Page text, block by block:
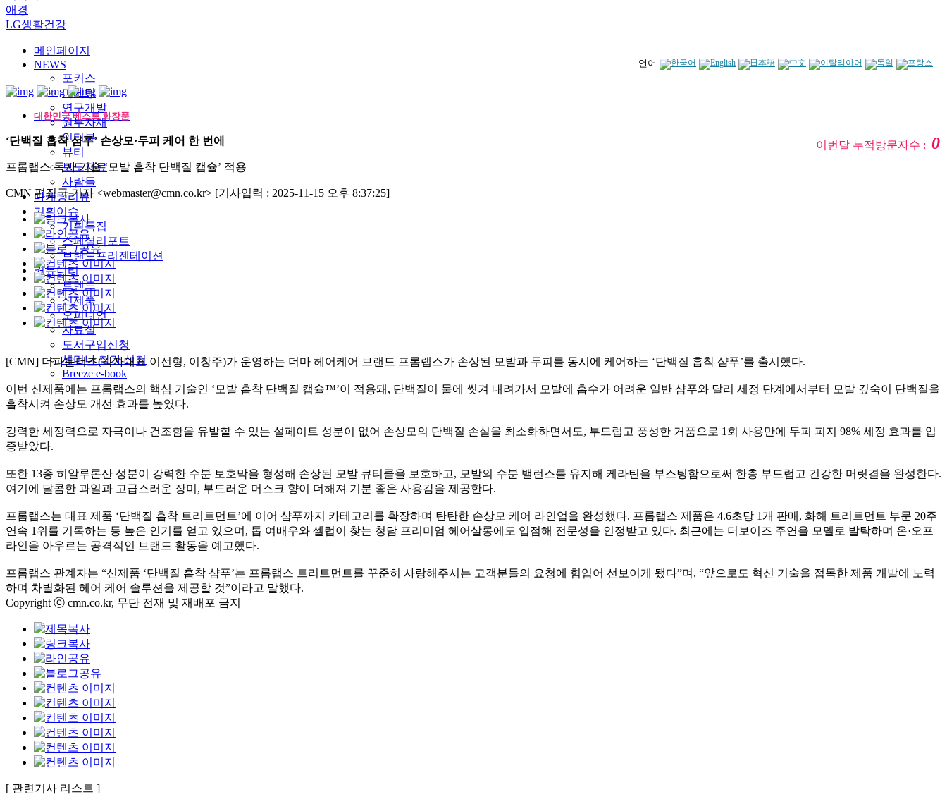
애경
LG생활건강
언어
메인페이지
NEWS
포커스
마케팅
연구개발
원부자재
인터뷰
뷰티
보도자료
사람들
마케팅리뷰
기획이슈
기획특집
스페셜리포트
브랜드프리젠테이션
커뮤니티
트렌드
신제품
오피니언
자료실
도서구입신청
세미나 참가 신청
Breeze e-book
대한민국 베스트 화장품
이번달 누적방문자수 :0
‘단백질 흡착 샴푸’ 손상모·두피 케어 한 번에
프롬랩스 독자 기술 ‘모발 흡착 단백질 캡슐’ 적용
CMN 편집국 기자 <webmaster@cmn.co.kr> [기사입력 : 2025-11-15 오후 8:37:25]
[CMN] 더파운더즈(각자대표 이선형, 이창주)가 운영하는 더마 헤어케어 브랜드 프롬랩스가 손상된 모발과 두피를 동시에 케어하는 ‘단백질 흡착 샴푸’를 출시했다.
이번 신제품에는 프롬랩스의 핵심 기술인 ‘모발 흡착 단백질 캡슐™’이 적용돼, 단백질이 물에 씻겨 내려가서 모발에 흡수가 어려운 일반 샴푸와 달리 세정 단계에서부터 모발 깊숙이 단백질을
흡착시켜 손상모 개선 효과를 높였다.
강력한 세정력으로 자극이나 건조함을 유발할 수 있는 설페이트 성분이 없어 손상모의 단백질 손실을 최소화하면서도, 부드럽고 풍성한 거품으로 1회 사용만에 두피 피지 98% 세정 효과를 입
증받았다.
또한 13종 히알루론산 성분이 강력한 수분 보호막을 형성해 손상된 모발 큐티클을 보호하고, 모발의 수분 밸런스를 유지해 케라틴을 부스팅함으로써 한층 부드럽고 건강한 머릿결을 완성한다.
여기에 달콤한 과일과 고급스러운 장미, 부드러운 머스크 향이 더해져 기분 좋은 사용감을 제공한다.
프롬랩스는 대표 제품 ‘단백질 흡착 트리트먼트’에 이어 샴푸까지 카테고리를 확장하며 탄탄한 손상모 케어 라인업을 완성했다. 프롬랩스 제품은 4.6초당 1개 판매, 화해 트리트먼트 부문 20주
연속 1위를 기록하는 등 높은 인기를 얻고 있으며, 톱 여배우와 셀럽이 찾는 청담 프리미엄 헤어살롱에도 입점해 전문성을 인정받고 있다. 최근에는 더보이즈 주연을 모델로 발탁하며 온·오프
라인을 아우르는 공격적인 브랜드 활동을 예고했다.
프롬랩스 관계자는 “신제품 ‘단백질 흡착 샴푸’는 프롬랩스 트리트먼트를 꾸준히 사랑해주시는 고객분들의 요청에 힘입어 선보이게 됐다”며, “앞으로도 혁신 기술을 접목한 제품 개발에 노력
하며 차별화된 헤어 케어 솔루션을 제공할 것”이라고 말했다.
Copyright ⓒ cmn.co.kr, 무단 전재 및 재배포 금지
[ 관련기사 리스트 ]